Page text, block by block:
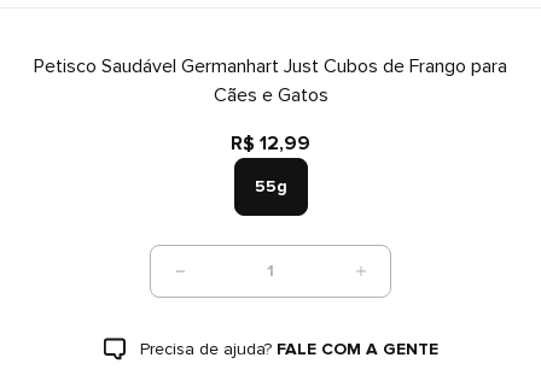
Petisco Saudável Germanhart Just Cubos de Frango para
Cães e Gatos
R$ 12,99
55g
1
Precisa de ajuda? FALE COM A GENTE